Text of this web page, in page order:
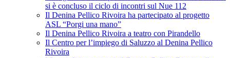
si è concluso il ciclo di incontri sul Nue 112
Il Denina Pellico Rivoira ha partecipato al progetto
ASL “Porgi una mano”
Il Denina Pellico Rivoira a teatro con Pirandello
Il Centro per l’impiego di Saluzzo al Denina Pellico
Rivoira